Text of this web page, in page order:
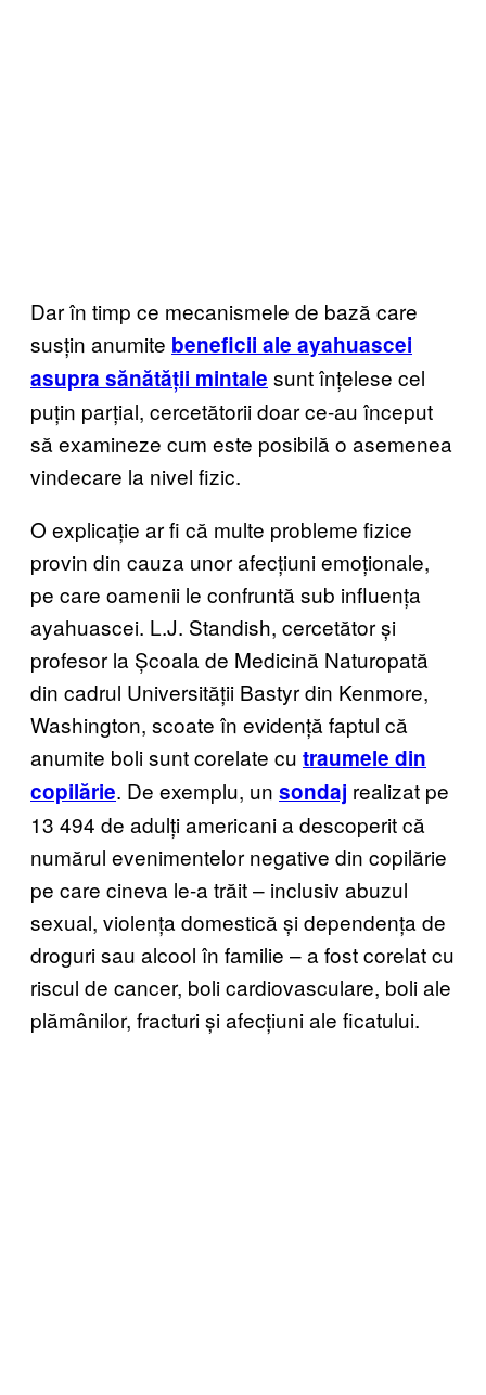
Dar în timp ce mecanismele de bază care
susțin anumite beneficii ale ayahuascei
asupra sănătății mintale sunt înțelese cel
puțin parțial, cercetătorii doar ce-au început
să examineze cum este posibilă o asemenea
vindecare la nivel fizic.
O explicație ar fi că multe probleme fizice
provin din cauza unor afecțiuni emoționale,
pe care oamenii le confruntă sub influența
ayahuascei. L.J. Standish, cercetător și
profesor la Școala de Medicină Naturopată
din cadrul Universității Bastyr din Kenmore,
Washington, scoate în evidență faptul că
anumite boli sunt corelate cu traumele din
copilărie. De exemplu, un sondaj realizat pe
13 494 de adulți americani a descoperit că
numărul evenimentelor negative din copilărie
pe care cineva le-a trăit – inclusiv abuzul
sexual, violența domestică și dependența de
droguri sau alcool în familie – a fost corelat cu
riscul de cancer, boli cardiovasculare, boli ale
plămânilor, fracturi și afecțiuni ale ficatului.